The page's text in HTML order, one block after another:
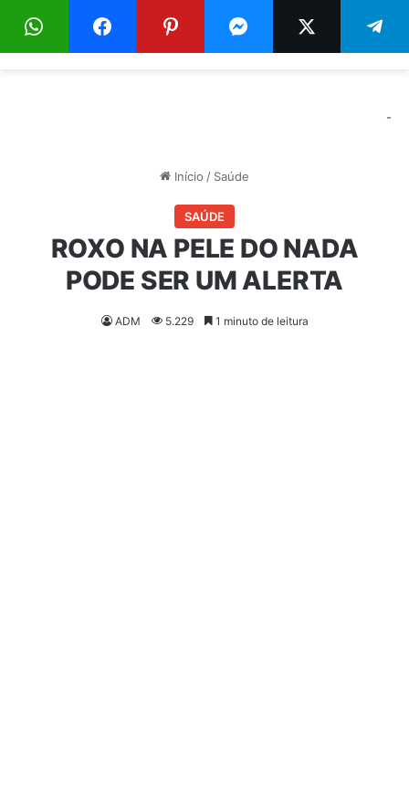
Menu
-
Início / Saúde
SAÚDE
ROXO NA PELE DO NADA
PODE SER UM ALERTA
ADM 5.229 1 minuto de leitura